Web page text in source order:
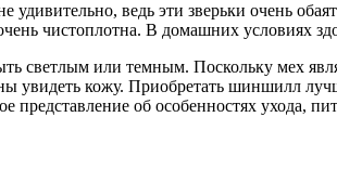
удивительно, ведь эти зверьки очень
чистоплотна. В домашних условиях
светлым или темным. Поскольку мех
увидеть кожу. Приобретать шиншилл
представление об особенностях ухода,